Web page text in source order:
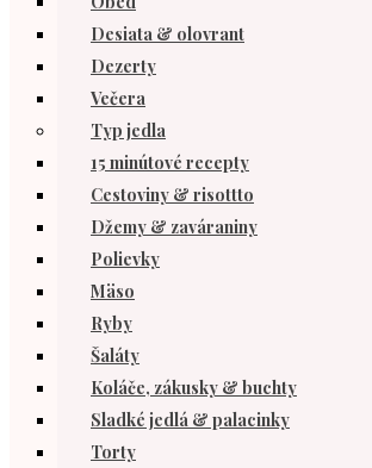
Desiata & olovrant
Dezerty
Večera
Typ jedla
15 minútové recepty
Cestoviny & risottto
Džemy & zaváraniny
Polievky
Mäso
Ryby
Šaláty
Koláče, zákusky & buchty
Sladké jedlá & palacinky
Torty